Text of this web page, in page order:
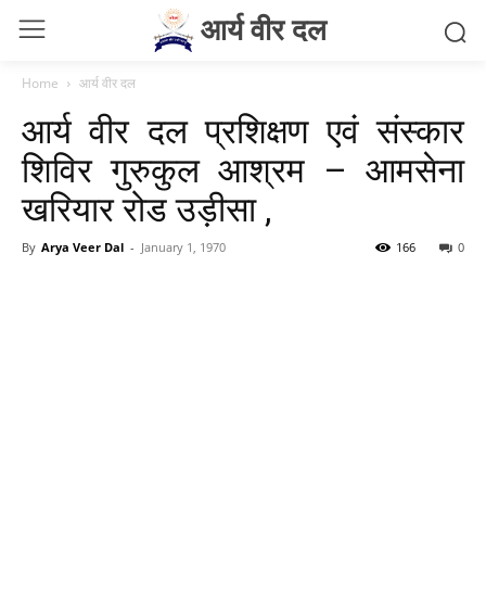
आर्य वीर दल
Home आर्य वीर दल
आर्य वीर दल प्रशिक्षण एवं संस्कार
शिविर गुरुकुल आश्रम – आमसेना
खरियार रोड उड़ीसा ,
By Arya Veer Dal - January 1, 1970 0
166